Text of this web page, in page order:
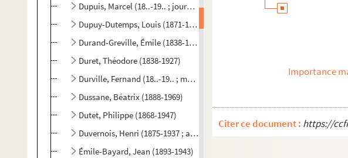
Dupuis, Marcel (18..-19.. ; journaliste)
Dupuy-Dutemps, Louis (1871-1946)
Durand-Greville, Émile (1838-1914)
Duret, Théodore (1838-1927)
Durville, Fernand (18..-19.. ; médecin)
Dussane, Béatrix (1888-1969)
Dutet, Philippe (1868-1947)
Duvernois, Henri (1875-1937 ; auteur dramatique)
Émile-Bayard, Jean (1893-1943)
Importance
Citer ce document : https://